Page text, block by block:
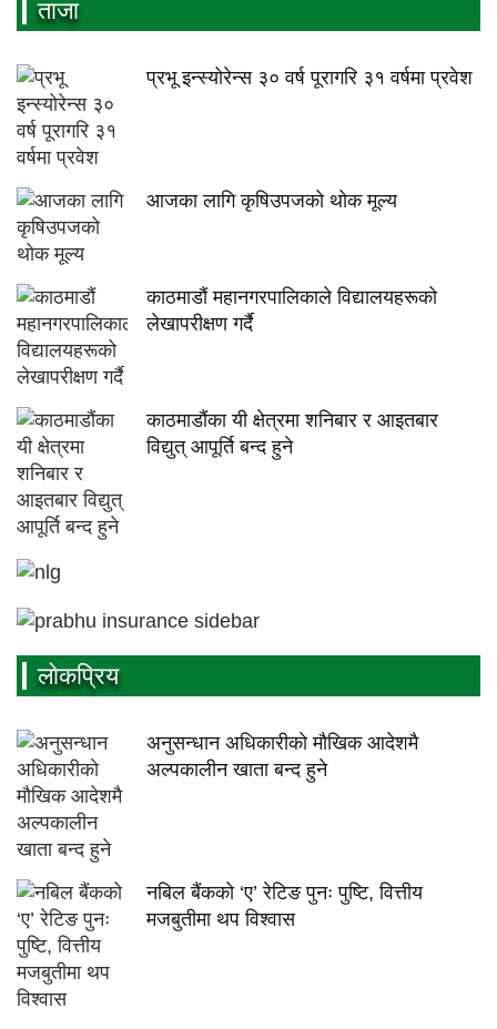
ताजा
प्रभू इन्स्योरेन्स ३० वर्ष पूरागरि ३१ वर्षमा प्रवेश
आजका लागि कृषिउपजको थोक मूल्य
काठमाडौं महानगरपालिकाले विद्यालयहरूको
लेखापरीक्षण गर्दै
काठमाडौंका यी क्षेत्रमा शनिबार र आइतबार
विद्युत् आपूर्ति बन्द हुने
लाेकप्रिय
अनुसन्धान अधिकारीकाे माैखिक आदेशमै
अल्पकालीन खाता बन्द हुने
नबिल बैंकको ‘ए’ रेटिङ पुनः पुष्टि, वित्तीय
मजबुतीमा थप विश्वास